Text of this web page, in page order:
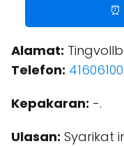
Alamat:
Telefon: 41606100.
Kepakaran: -.
Ulasan: Syarikat